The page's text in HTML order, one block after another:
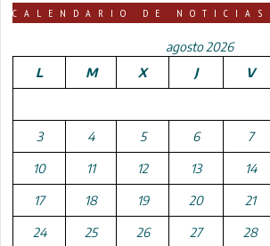
CALENDARIO DE NOTICIAS
agosto 2026
L
M X J V
3 4 5 6 7
10 11 12 13 14
17 18 19 20 21
24 25 26 27 28